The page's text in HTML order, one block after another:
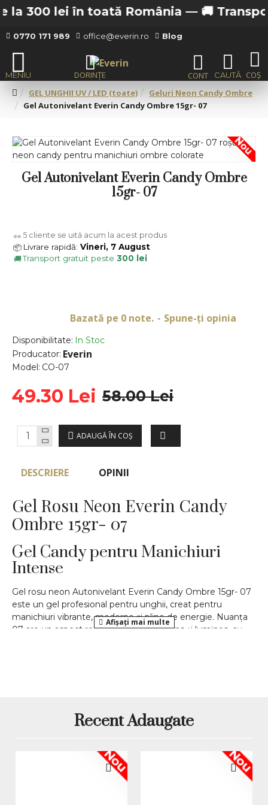
300 lei în toată România — 🚚
0770 171 989 office@everin.ro Blog
GEL UNGHII UV / LED (toate)
Geluri Neon Candy Ombre
Gel Autonivelant Everin Candy Ombre 15gr- 07
Nou
Gel Autonivelant Everin Candy Ombre
15gr- 07
Disponibilitate: In Stoc
Producator: Everin
Model: CO-07
Bazată pe 0 note. - Spune-ţi opinia
49.30 Lei 58.00 Lei
ADAUGĂ ÎN COŞ
👀 5 cliente se uită acum la acest produs
📦 Livrare rapidă: Vineri, 7 August
🚚Transport gratuit peste 300 lei
DESCRIERE OPINII
Gel Rosu Neon Everin Candy
Ombre 15gr- 07
Gel Candy pentru Manichiuri
Intense
Gel rosu neon Autonivelant Everin Candy Ombre 15gr- 07
este un gel profesional pentru unghii, creat pentru
manichiuri vibrante, moderne și pline de energie. Nuanța
07 are un aspect roșu neon candy, intens și luminos, cu
Produsul face parte din gamaEverin Candy Ombre
nuanța sa roșu neon poate fi folosită pentru construcții,
întrețineri, acoperiri decorative, babyboomer color,
degradeuri intense și nail art profesional. Este o alegere
Recent Adaugate
Nou Nou